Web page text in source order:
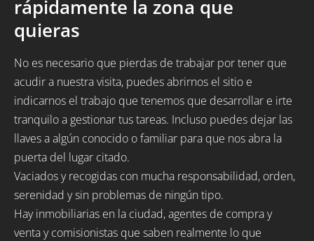
rápidamente la zona que
quieras
No es necesario que pierdas de trabajar por tener que
acudir a nuestra visita, puedes abrirnos el sitio e
indicarnos el trabajo que tenemos que desarrollar e irte
tranquilo a gestionar tus tareas. Incluso puedes dejar las
llaves a algún conocido o familiar para que nos abra la
puerta del lugar citado.
Vaciados y recogidas con mucha responsabilidad, orden,
serenidad y sin problemas de ningún tipo.
Hay inmobiliarias en la ciudad, agentes de compra y
venta y comisionistas que saben realmente lo que